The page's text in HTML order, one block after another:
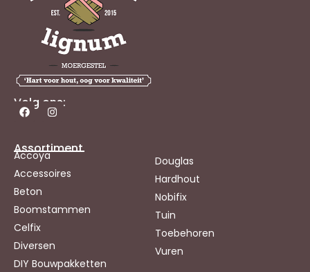
Volg ons:
Assortiment
Accoya
Accessoires
Beton
Boomstammen
Celfix
Diversen
DIY Bouwpakketten
Douglas
Hardhout
Nobifix
Tuin
Toebehoren
Vuren